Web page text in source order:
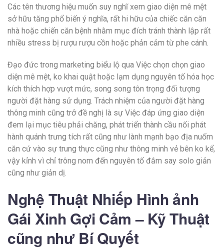
Các tên thương hiệu muốn suy nghĩ xem giao diện mê mệt
sở hữu tăng phổ biến ý nghĩa, rất hi hữu của chiếc căn căn
nhà hoặc chiến căn bệnh nhằm mục đích tránh thành lập rất
nhiều stress bị rượu rượu cồn hoặc phản cảm từ phe cánh.
Đạo đức trong marketing biểu lộ qua Việc chọn chọn giao
diện mê mệt, ko khai quật hoặc lạm dụng nguyên tố hóa học
kích thích hợp vượt mức, song song tôn trọng đối tượng
người đặt hàng sử dụng. Trách nhiệm của người đặt hàng
thông minh cũng trở đề nghị là sự Việc đáp ứng giao diện
đem lại mục tiêu phải chăng, phát triển thành cầu nối phát
hành quánh trưng tích rất cũng như lành mạnh bạo địa nuốm
căn cứ vào sự trung thực cũng như thông minh vẻ bên ko kể,
vậy kỉnh vì chỉ trông nom đến nguyên tố đắm say solo giản
cũng như giản dị.
Nghệ Thuật Nhiếp Hình ảnh
Gái Xinh Gợi Cảm – Kỹ Thuật
cũng như Bí Quyết